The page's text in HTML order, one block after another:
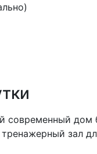
современный дом
зал